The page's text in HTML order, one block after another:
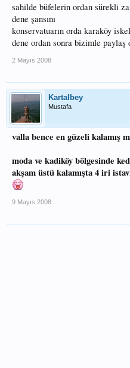
sahilde büfelerin ordan sürekli
dene şansını
konservatuarın orda karaköy
dene ordan sonra bizimle paylaş
2 Mayıs 2008
Kartalbey
Mustafa
valla bence en güzeli kalamış
moda ve kadiköy bölgesinde
akşam üstü kalamışta 4 iri
9 Mayıs 2008